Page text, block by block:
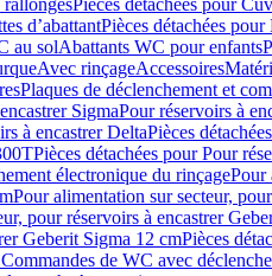
Pièces détachées pour
d’abattantPièces détachées pour
au solAbattants WC pour enfants
Avec rinçageAccessoires
Plaques de déclenchement et
SigmaPour réservoirs à
à encastrer DeltaPièces
Pièces détachées pour Pour
électronique du rinçagePour
Pour alimentation sur secteur,
pour réservoirs à encastrer
Geberit Sigma 12 cmPièces
de WC avec